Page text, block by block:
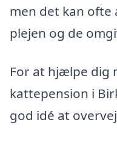
men det kan ofte
plejen og de
For at hjælpe dig
kattepension i
god idé at